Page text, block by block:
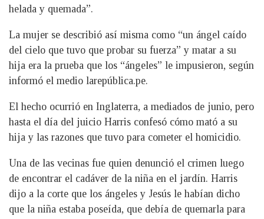
helada y quemada”.
La mujer se describió así misma como “un ángel caído
del cielo que tuvo que probar su fuerza” y matar a su
hija era la prueba que los “ángeles” le impusieron, según
informó el medio larepública.pe.
El hecho ocurrió en Inglaterra, a mediados de junio, pero
hasta el día del juicio Harris confesó cómo mató a su
hija y las razones que tuvo para cometer el homicidio.
Una de las vecinas fue quien denunció el crimen luego
de encontrar el cadáver de la niña en el jardín. Harris
dijo a la corte que los ángeles y Jesús le habían dicho
que la niña estaba poseída, que debía de quemarla para